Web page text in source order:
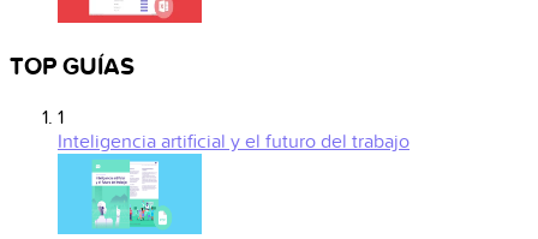
TOP GUÍAS
1
Inteligencia artificial y el futuro del trabajo